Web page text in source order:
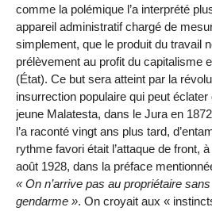
comme la polémique l’a interprété
appareil administratif chargé de
simplement, que le produit du travail
prélèvement au profit du capitalisme
(État). Ce but sera atteint par la
insurrection populaire qui peut éclater
jeune Malatesta, dans le Jura en
l’a raconté vingt ans plus tard,
rythme favori était l’attaque de front,
août 1928, dans la préface
On n’arrive pas au propriétaire
gendarme
. On croyait aux «